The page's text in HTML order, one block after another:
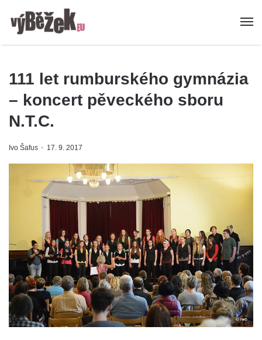
111 let rumburského gymnázia
– koncert pěveckého sboru
N.T.C.
Ivo Šafus 17. 9. 2017